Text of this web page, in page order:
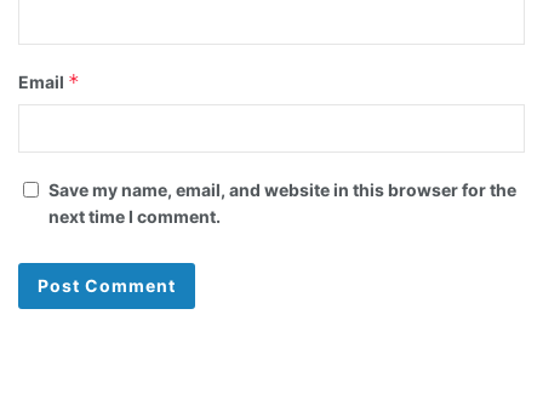
Email *
Save my name, email, and website in this browser for the
next time I comment.